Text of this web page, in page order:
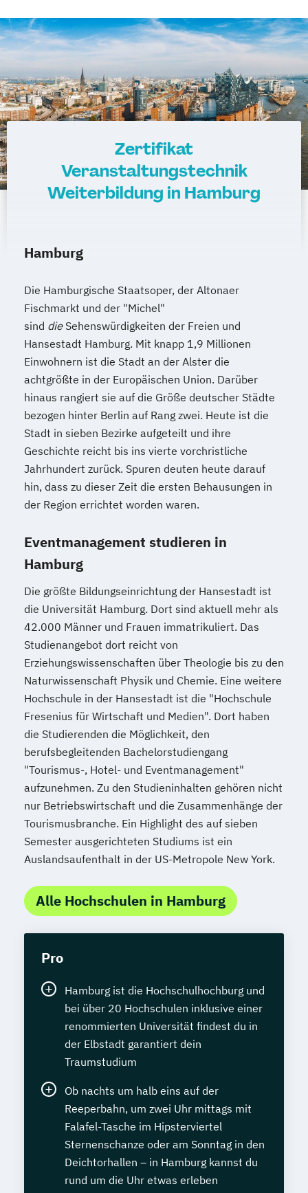
Zertifikat
Veranstaltungstechnik
Weiterbildung in Hamburg
Hamburg
Die Hamburgische Staatsoper, der Altonaer
Fischmarkt und der "Michel"
sind dieSehenswürdigkeiten der Freien und
Hansestadt Hamburg. Mit knapp 1,9 Millionen
Einwohnern ist die Stadt an der Alster die
achtgrößte in der Europäischen Union. Darüber
hinaus rangiert sie auf die Größe deutscher Städte
bezogen hinter Berlin auf Rang zwei. Heute ist die
Stadt in sieben Bezirke aufgeteilt und ihre
Geschichte reicht bis ins vierte vorchristliche
Jahrhundert zurück. Spuren deuten heute darauf
hin, dass zu dieser Zeit die ersten Behausungen in
der Region errichtet worden waren.
Eventmanagement studieren in
Hamburg
Die größte Bildungseinrichtung der Hansestadt ist
die Universität Hamburg. Dort sind aktuell mehr als
42.000 Männer und Frauen immatrikuliert. Das
Studienangebot dort reicht von
Erziehungswissenschaften über Theologie bis zu den
Naturwissenschaft Physik und Chemie. Eine weitere
Hochschule in der Hansestadt ist die "Hochschule
Fresenius für Wirtschaft und Medien". Dort haben
die Studierenden die Möglichkeit, den
berufsbegleitenden Bachelorstudiengang
"Tourismus-, Hotel- und Eventmanagement"
aufzunehmen. Zu den Studieninhalten gehören nicht
nur Betriebswirtschaft und die Zusammenhänge der
Tourismusbranche. Ein Highlight des auf sieben
Semester ausgerichteten Studiums ist ein
Auslandsaufenthalt in der US-Metropole New York.
Alle Hochschulen in Hamburg
Pro
Hamburg ist die Hochschulhochburg und
bei über 20 Hochschulen inklusive einer
renommierten Universität findest du in
der Elbstadt garantiert dein
Traumstudium
Ob nachts um halb eins auf der
Reeperbahn, um zwei Uhr mittags mit
Falafel-Tasche im Hipsterviertel
Sternenschanze oder am Sonntag in den
Deichtorhallen – in Hamburg kannst du
rund um die Uhr etwas erleben